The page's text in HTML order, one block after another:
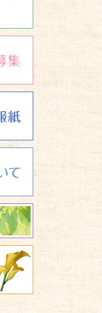
ボランティ
広報誌 養楽
研修について
サービスに